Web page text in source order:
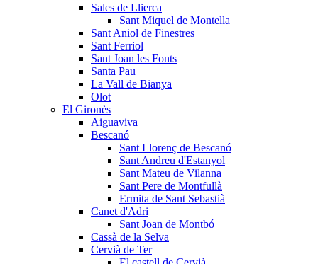
Sales de Llierca
Sant Miquel de Montella
Sant Aniol de Finestres
Sant Ferriol
Sant Joan les Fonts
Santa Pau
La Vall de Bianya
Olot
El Gironès
Aiguaviva
Bescanó
Sant Llorenç de Bescanó
Sant Andreu d'Estanyol
Sant Mateu de Vilanna
Sant Pere de Montfullà
Ermita de Sant Sebastià
Canet d'Adri
Sant Joan de Montbó
Cassà de la Selva
Cervià de Ter